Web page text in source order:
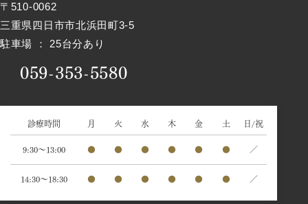
〒510-0062
三重県四日市市北浜田町3-5
駐車場 ： 25台分あり
059-353-5580
診療時間 月 火 水 木 金 土
日/祝
9:30～13:00
● ● ● ● ● ● ／
14:30～18:30 ● ● ● ● ● ● ／